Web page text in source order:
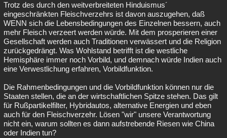
Trotz des durch den weitverbreiteten Hinduismus´
eingeschränkten Fleischverzehrs ist davon auszugehen, daß
WENN sich die Lebensbedingungen des Einzelnen bessern, auch
mehr Fleisch verzeert werden würde. Mit dem prosperieren einer
Gesellschaft werden auch Traditionen verwässert und die Religion
zurückgedrängt. Was Wohlstand betrifft ist die westliche
Hemisphäre immer noch Vorbild, und demnach würde Indien auch
eine Verwestlichung erfahren, Vorbildfunktion.
Die Rahmenbedingungen und die Vorbildfunktion können nur die
Staaten stellen, die an der wirtschaftlichen Spitze stehen. Das gilt
für Rußpartikelfilter, Hybridautos, alternative Energien und eben
auch für den Fleischverzehr. Lösen "wir" unsere Verantwortung
nicht ein, warum sollten es dann aufstrebende Riesen wie China
oder Indien tun?